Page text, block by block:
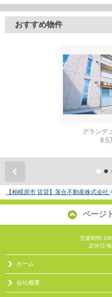
おすすめ物件
グランデ
9.5
【相模原市 賃貸】落合不動産株式会社
ページ
営業時間:10
定休日:
ホーム
会社概要